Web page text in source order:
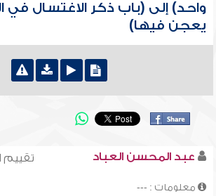
واحد) إلى (باب ذكر الاغتسال في
يعجن فيها)
تقييم عبد المحسن العباد
معلومات : ---